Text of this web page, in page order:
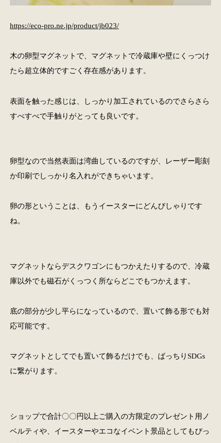
https://eco-pro.ne.jp/product/jb023/
木の卵型マグネットで、マグネットで冷蔵庫や壁にくっつけ
たら超立体的ですごく存在感があります。
表面を触った感じは、しっかり加工されているのでさらさら
すべすべで手触りがとっても良いです。
卵型なので当然表面は湾曲しているのですが、レーザー彫刻
か印刷でしっかり名入れができちゃいます。
卵の形ということは、もうイースターにどんぴしゃりです
ね。
マグネットならデスクワゴンにもつかえたりするので、冷蔵
庫以外でも磁石がくっつく所ならどこでもつかえます。
底の部分が少し平らになっているので、置いて飾る形でも対
応可能です。
マグネットとしてでも置いて飾るだけでも、ばっちりSDGs
に繋がります。
ショップで合計〇〇円以上ご購入の方限定のプレゼント用ノ
ベルティや、イースターやエコなイベント景品としてもぴっ